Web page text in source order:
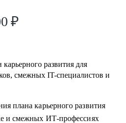
Data-инженерам, backend- и
₽
развития для
смежных IT-специалистов и
плана карьерного развития
и смежных ИТ-профессиях